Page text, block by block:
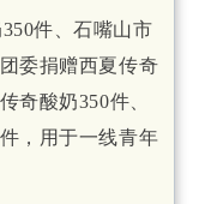
件、石嘴山市
委捐赠西夏传奇
奇酸奶350件、
，用于一线青年